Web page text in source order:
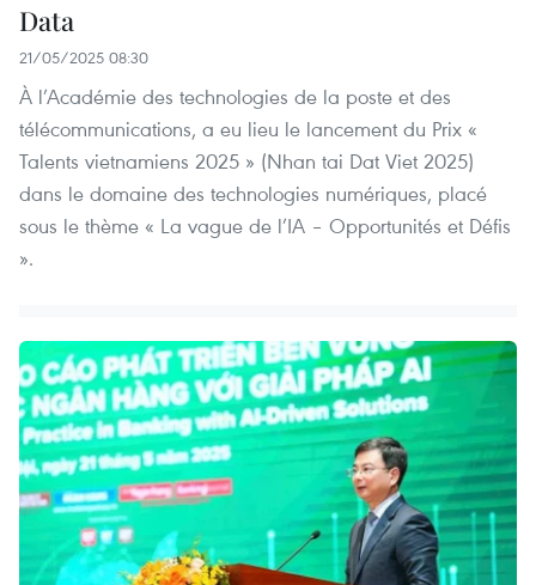
Data
21/05/2025 08:30
À l’Académie des technologies de la poste et des
télécommunications, a eu lieu le lancement du Prix «
Talents vietnamiens 2025 » (Nhan tai Dat Viet 2025)
dans le domaine des technologies numériques, placé
sous le thème « La vague de l’IA – Opportunités et Défis
».